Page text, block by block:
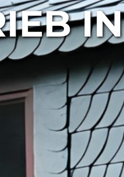
IN